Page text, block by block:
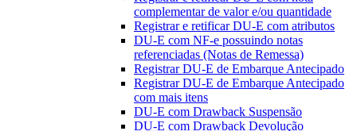
complementar de valor e/ou quantidade
Registrar e retificar DU-E com atributos
DU-E com NF-e possuindo notas
referenciadas (Notas de Remessa)
Registrar DU-E de Embarque Antecipado
Registrar DU-E de Embarque Antecipado
com mais itens
DU-E com Drawback Suspensão
DU-E com Drawback Devolução